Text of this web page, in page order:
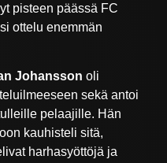
pisteen päässä FC
ottelu enemmän
Johansson oli
sekä antoi
pelaajille. Hän
kauhisteli sitä,
harhasyöttöjä ja